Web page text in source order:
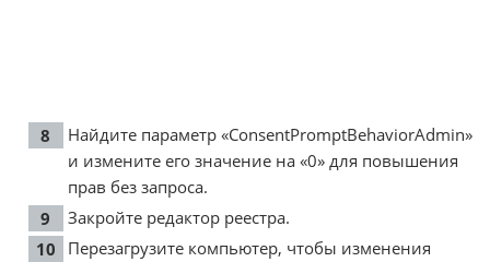
Найдите параметр «ConsentPromptBehaviorAdmin»
и измените его значение на «0» для повышения
прав без запроса.
Закройте редактор реестра.
Перезагрузите компьютер, чтобы изменения